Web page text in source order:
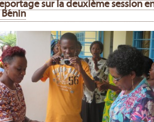
sur la deuxième session